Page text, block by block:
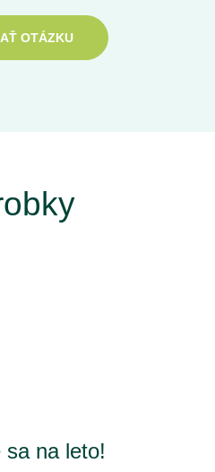
OTÁZKU
na leto!